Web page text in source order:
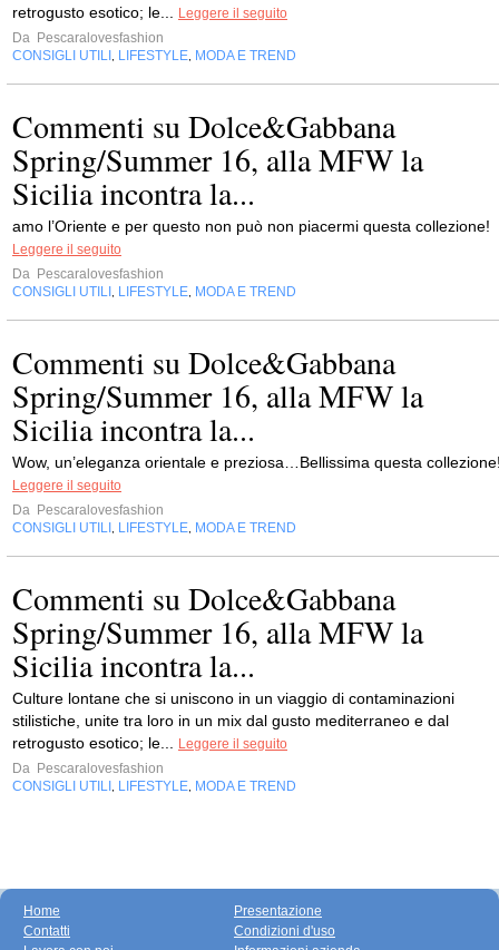
retrogusto esotico; le...
Leggere il seguito
Da Pescaralovesfashion
CONSIGLI UTILI
LIFESTYLE MODA E TREND
Commenti su Dolce&Gabbana
Spring/Summer 16, alla MFW la
Sicilia incontra la...
amo l’Oriente e per questo non può non piacermi questa collezione!
Leggere il seguito
Da Pescaralovesfashion
CONSIGLI UTILI
LIFESTYLE MODA E TREND
Commenti su Dolce&Gabbana
Spring/Summer 16, alla MFW la
Sicilia incontra la...
Wow, un’eleganza orientale e preziosa…Bellissima questa
Leggere il seguito
Da Pescaralovesfashion
CONSIGLI UTILI
LIFESTYLE MODA E TREND
Commenti su Dolce&Gabbana
Spring/Summer 16, alla MFW la
Sicilia incontra la...
Culture lontane che si uniscono in un viaggio di contaminazioni
stilistiche, unite tra loro in un mix dal gusto mediterraneo e dal
retrogusto esotico; le...
Leggere il seguito
Da Pescaralovesfashion
CONSIGLI UTILI
LIFESTYLE MODA E TREND
Home
Contatti
Presentazione
Condizioni d'uso